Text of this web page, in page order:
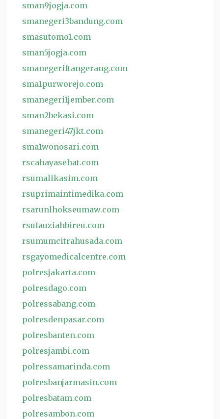
sman9jogja.com
smanegeri3bandung.com
smasutomo1.com
sman5jogja.com
smanegeri1tangerang.com
sma1purworejo.com
smanegeri1jember.com
sman2bekasi.com
smanegeri47jkt.com
sma1wonosari.com
rscahayasehat.com
rsumalikasim.com
rsuprimaintimedika.com
rsarunlhokseumaw.com
rsufauziahbireu.com
rsumumcitrahusada.com
rsgayomedicalcentre.com
polresjakarta.com
polresdago.com
polressabang.com
polresdenpasar.com
polresbanten.com
polresjambi.com
polressamarinda.com
polresbanjarmasin.com
polresbatam.com
polresambon.com